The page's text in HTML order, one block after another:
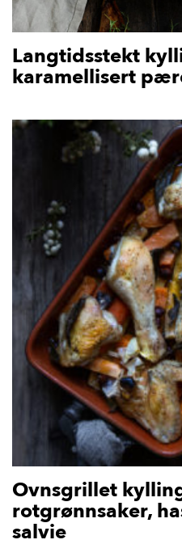
Langtidsstekt
karamellisert
Ovnsgrillet
rotgrønnsaker,
salvie